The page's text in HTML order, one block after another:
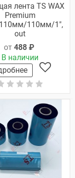
лента TS WAX
Premium
110мм/1",
out
от 488 ₽
В наличии